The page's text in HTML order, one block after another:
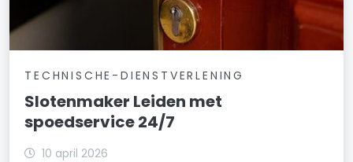
TECHNISCHE-DIENSTVERLENING
Slotenmaker Leiden met
spoedservice 24/7
10 april 2026